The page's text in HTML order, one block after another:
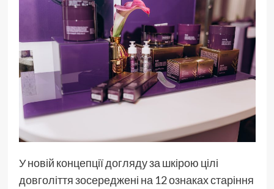
У новій концепції догляду за шкірою цілі
довголіття зосереджені на 12 ознаках старіння